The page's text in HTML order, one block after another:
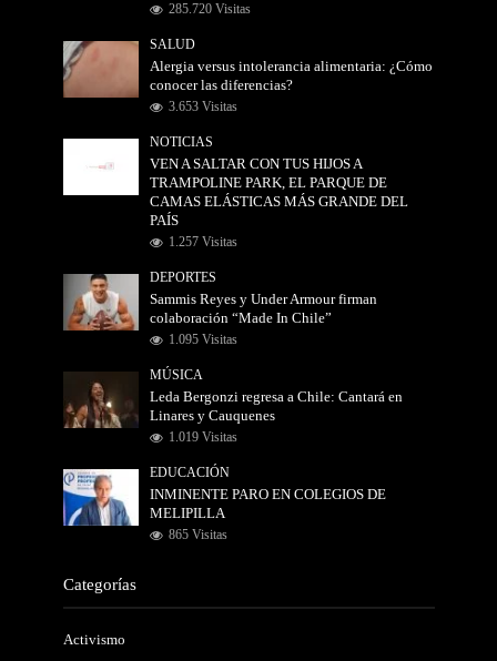
285.720 Visitas
SALUD
Alergia versus intolerancia alimentaria: ¿Cómo
conocer las diferencias?
3.653 Visitas
NOTICIAS
VEN A SALTAR CON TUS HIJOS A
TRAMPOLINE PARK, EL PARQUE DE
CAMAS ELÁSTICAS MÁS GRANDE DEL
PAÍS
1.257 Visitas
DEPORTES
Sammis Reyes y Under Armour firman
colaboración “Made In Chile”
1.095 Visitas
MÚSICA
Leda Bergonzi regresa a Chile: Cantará en
Linares y Cauquenes
1.019 Visitas
EDUCACIÓN
INMINENTE PARO EN COLEGIOS DE
MELIPILLA
865 Visitas
Categorías
Activismo